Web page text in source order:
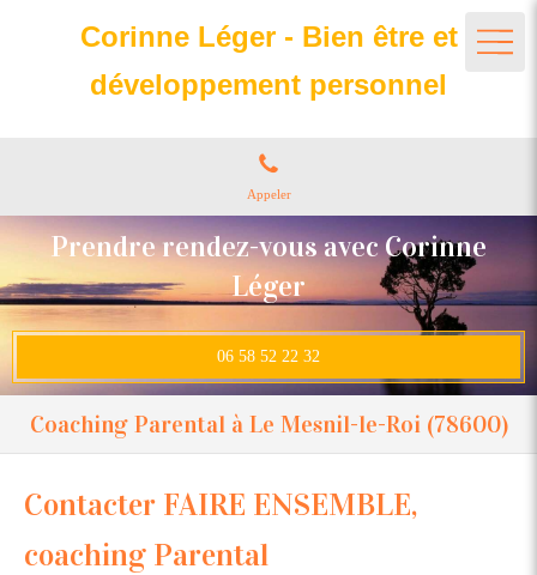
Corinne Léger - Bien être et
développement personnel
Appeler
Prendre rendez-vous avec Corinne
Léger
06 58 52 22 32
Coaching Parental à Le Mesnil-le-Roi (78600)
Contacter FAIRE ENSEMBLE,
coaching Parental